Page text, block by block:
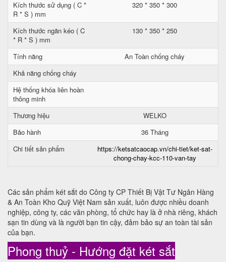
Kích thước sử dụng ( C *
R * S ) mm
320 * 350 * 300
Kích thước ngăn kéo ( C
* R * S ) mm
130 * 350 * 250
Tính năng
An Toàn chống cháy
Khả năng chống cháy
Hệ thống khóa liên hoàn
thông minh
Thương hiệu
WELKO
Bảo hành
36 Tháng
Chi tiết sản phẩm
https://ketsatcaocap.vn/chi-tiet/ket-sat-
chong-chay-kcc-110-van-tay
Các sản phẩm két sắt do Công ty CP Thiết Bị Vật Tư Ngân Hàng
& An Toàn Kho Quỹ Việt Nam sản xuất, luôn được nhiều doanh
nghiệp, công ty, các văn phòng, tổ chức hay là ở nhà riêng, khách
sạn tin dùng và là người bạn tin cậy, đảm bảo sự an toàn tài sản
của bạn.
Phong thuỷ - Hướng đặt két sắt